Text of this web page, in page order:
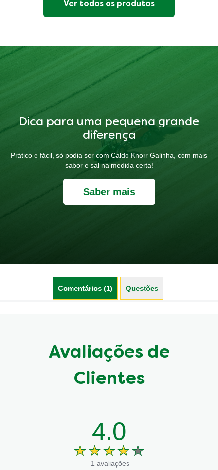
Ver todos os produtos
Dica para uma pequena grande
diferença
Prático e fácil, só podia ser com Caldo Knorr Galinha, com mais
sabor e sal na medida certa!
Saber mais
Comentários (1) Questões (0)
Avaliações de
Clientes
4.0
1 avaliações